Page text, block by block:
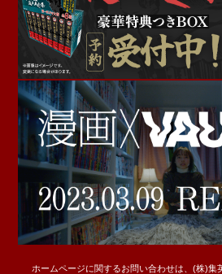
ホームページに関するお問い合わせは、(株)集